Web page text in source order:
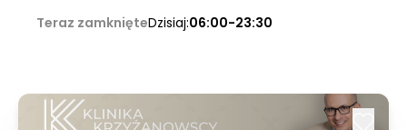
Teraz zamknięteDzisiaj:06:00-23:30